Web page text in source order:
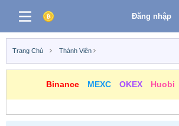
Đăng nhập
Trang Chủ Thành Viên
Binance MEXC OKEX Huobi